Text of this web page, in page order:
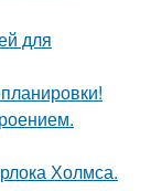
для
Холмса.